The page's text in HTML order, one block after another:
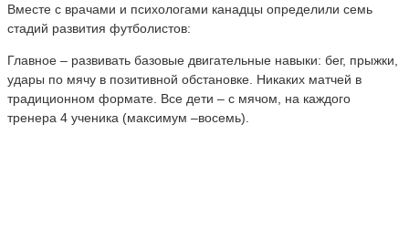
Вместе с врачами и психологами канадцы определили семь
стадий развития футболистов:
Главное – развивать базовые двигательные навыки: бег, прыжки,
удары по мячу в позитивной обстановке. Никаких матчей в
традиционном формате. Все дети – с мячом, на каждого
тренера 4 ученика (максимум –восемь).